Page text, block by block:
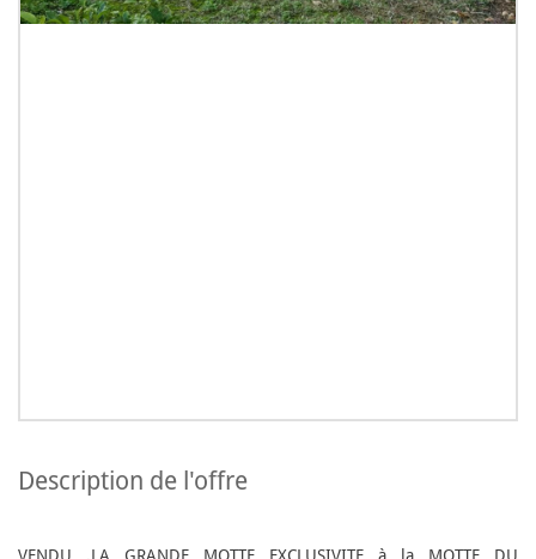
description de l'offre
VENDU .LA GRANDE MOTTE EXCLUSIVITE à la MOTTE DU